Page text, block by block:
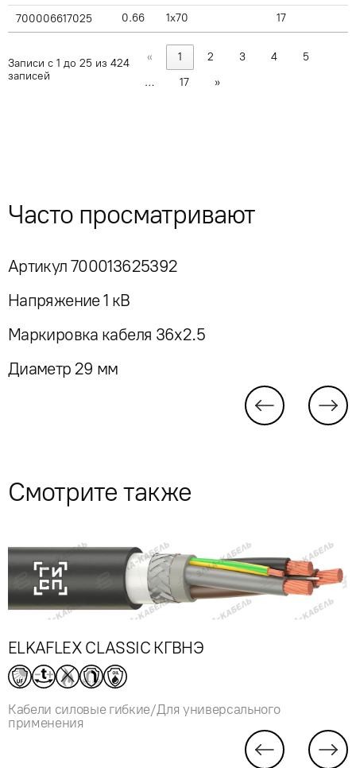
700006617025 0.66 1x70 17
Записи с 1 до 25 из 424
записей
« 1 2 3 4
5
…
17 »
Часто просматривают
Артикул 700013625392
Напряжение 1 кВ
Маркировка кабеля 36x2.5
Диаметр 29 мм
Смотрите также
ELKAFLEX CLASSIC КГВНЭ
Кабели силовые гибкие/Для универсального
применения